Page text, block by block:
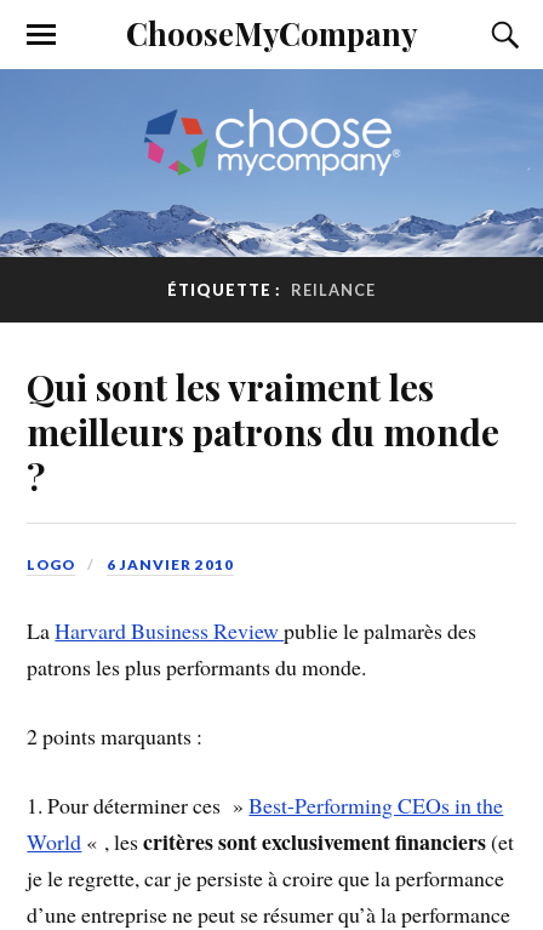
ChooseMyCompany
ÉTIQUETTE : REILANCE
Qui sont les vraiment les
meilleurs patrons du monde
?
LOGO 6 JANVIER 2010
LaHarvard Business Reviewpublie le palmarès des
patrons les plus performants du monde.
2 points marquants :
1. Pour déterminer ces »Best-Performing CEOs in the
World « , lescritères sont exclusivement financiers(et
je le regrette, car je persiste à croire que la performance
d’une entreprise ne peut se résumer qu’à la performance